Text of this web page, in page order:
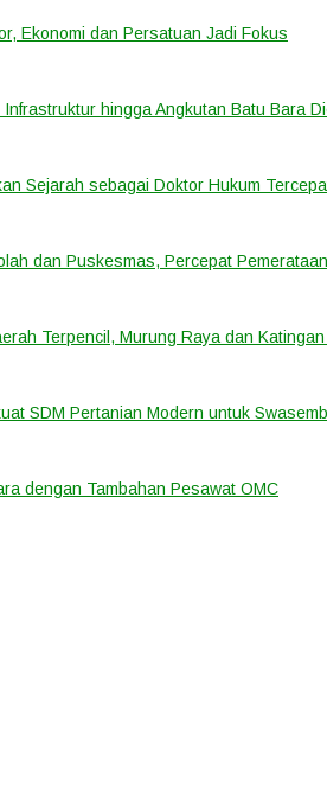
Ekonomi dan Persatuan Jadi Fokus
hingga Angkutan Batu Bara
Sejarah sebagai Doktor Hukum
dan Puskesmas, Percepat
Terpencil, Murung Raya dan
SDM Pertanian Modern untuk
dengan Tambahan Pesawat OMC